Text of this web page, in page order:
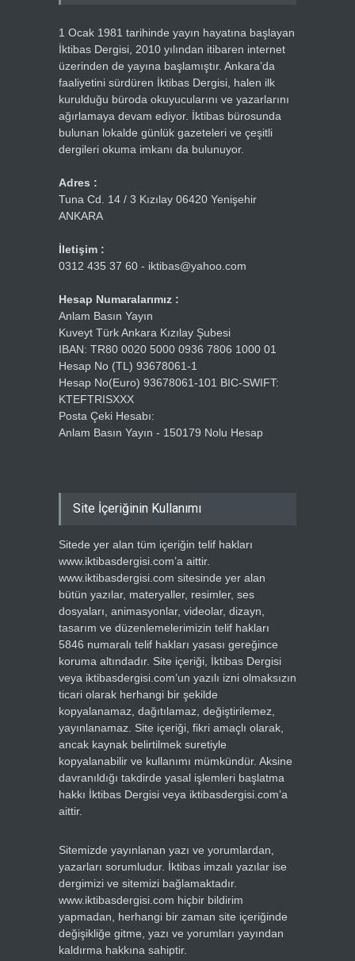
1 Ocak 1981 tarihinde yayın hayatına başlayan
İktibas Dergisi, 2010 yılından itibaren internet
üzerinden de yayına başlamıştır. Ankara’da
faaliyetini sürdüren İktibas Dergisi, halen ilk
kurulduğu büroda okuyucularını ve yazarlarını
ağırlamaya devam ediyor. İktibas bürosunda
bulunan lokalde günlük gazeteleri ve çeşitli
dergileri okuma imkanı da bulunuyor.
Adres :
Tuna Cd. 14 / 3 Kızılay 06420 Yenişehir
ANKARA
İletişim :
0312 435 37 60 - iktibas@yahoo.com
Hesap Numaralarımız :
Anlam Basın Yayın
Kuveyt Türk Ankara Kızılay Şubesi
IBAN: TR80 0020 5000 0936 7806 1000 01
Hesap No (TL) 93678061-1
Hesap No(Euro) 93678061-101 BIC-SWIFT:
KTEFTRISXXX
Posta Çeki Hesabı:
Anlam Basın Yayın - 150179 Nolu Hesap
Site İçeriğinin Kullanımı
Sitede yer alan tüm içeriğin telif hakları
www.iktibasdergisi.com’a aittir.
www.iktibasdergisi.com sitesinde yer alan
bütün yazılar, materyaller, resimler, ses
dosyaları, animasyonlar, videolar, dizayn,
tasarım ve düzenlemelerimizin telif hakları
5846 numaralı telif hakları yasası gereğince
koruma altındadır. Site içeriği, İktibas Dergisi
veya iktibasdergisi.com’un yazılı izni olmaksızın
ticari olarak herhangi bir şekilde
kopyalanamaz, dağıtılamaz, değiştirilemez,
yayınlanamaz. Site içeriği, fikri amaçlı olarak,
ancak kaynak belirtilmek suretiyle
kopyalanabilir ve kullanımı mümkündür. Aksine
davranıldığı takdirde yasal işlemleri başlatma
hakkı İktibas Dergisi veya iktibasdergisi.com’a
aittir.
Sitemizde yayınlanan yazı ve yorumlardan,
yazarları sorumludur. İktibas imzalı yazılar ise
dergimizi ve sitemizi bağlamaktadır.
www.iktibasdergisi.com hiçbir bildirim
yapmadan, herhangi bir zaman site içeriğinde
değişikliğe gitme, yazı ve yorumları yayından
kaldırma hakkına sahiptir.